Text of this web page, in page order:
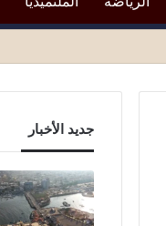
جديد الأخبار